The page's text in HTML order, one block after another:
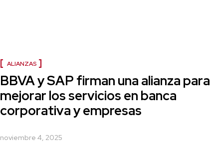
ALIANZAS
BBVA y SAP firman una alianza para
mejorar los servicios en banca
corporativa y empresas
noviembre 4, 2025